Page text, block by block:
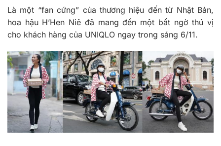
Là một “fan cứng” của thương hiệu đến từ Nhật Bản,
hoa hậu H’Hen Niê đã mang đến một bất ngờ thú vị
cho khách hàng của UNIQLO ngay trong sáng 6/11.